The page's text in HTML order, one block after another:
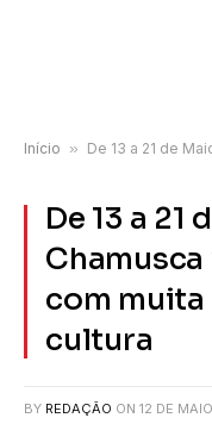
Início » De 13 a 21 de Maio
De 13 a 21
Chamusca
com
cultura
BY REDAÇÃO ON 12 DE